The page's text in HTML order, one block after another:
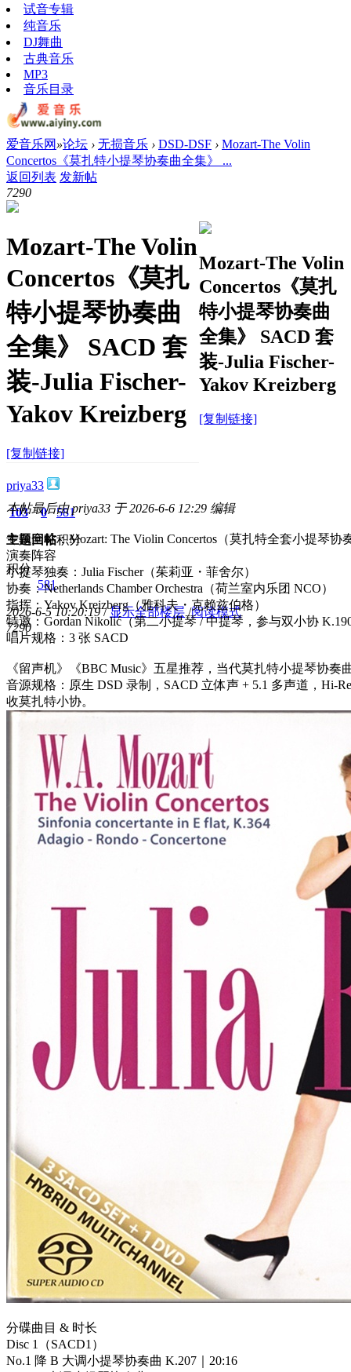
试音专辑
纯音乐
DJ舞曲
古典音乐
MP3
音乐目录
爱音乐网 »论坛 › 无损音乐 › DSD-DSF › Mozart-The Volin
Concertos《莫扎特小提琴协奏曲全集》 ...
返回列表 发新帖
7290
Mozart-The Volin
Concertos《莫扎
特小提琴协奏曲
全集》 SACD 套
装-Julia Fischer-
Yakov Kreizberg
[复制链接]
Mozart-The Volin
Concertos《莫扎
特小提琴协奏曲
全集》 SACD 套
装-Julia Fischer-
Yakov Kreizberg
[复制链接]
priya33
103
主题
0
回帖
581
积分
积分
581
2026-6-5 10:20:19 / 显示全部楼层 /阅读模式
7290
本帖最后由 priya33 于 2026-6-6 12:29 编辑
专辑全称：Mozart: The Violin Concertos（莫扎特全套小提琴协
演奏阵容
小提琴独奏：Julia Fischer（茱莉亚・菲舍尔）
协奏：Netherlands Chamber Orchestra（荷兰室内乐团 NCO）
指挥：Yakov Kreizberg（雅科夫・克赖兹伯格）
特邀：Gordan Nikolić（第二小提琴 / 中提琴，参与双小协
唱片规格：3 张 SACD
《留声机》《BBC Music》五星推荐，当代莫扎特小提琴协奏
音源规格：原生 DSD 录制，SACD 立体声 + 5.1 多声道，Hi-
收莫扎特小协。
分碟曲目 & 时长
Disc 1（SACD1）
No.1 降 B 大调小提琴协奏曲 K.207｜20:16